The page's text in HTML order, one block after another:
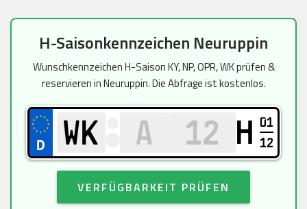
springen
H-Saisonkennzeichen Neuruppin
Wunschkennzeichen H-Saison KY, NP, OPR, WK prüfen &
reservieren in Neuruppin. Die Abfrage ist kostenlos.
H 01
12
VERFÜGBARKEIT PRÜFEN